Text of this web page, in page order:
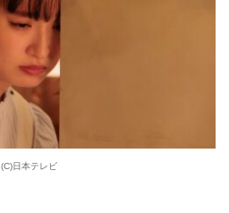
(C)日本テレビ